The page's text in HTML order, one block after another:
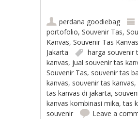
perdana goodiebag
portofolio,Souvenir Tas,
Kanvas,Souvenir Tas
Jakarta
harga souvenir
kanvas, jual souvenir tas
Souvenir Tas, souvenir tas
kanvas, souvenir tas kanvas,
tas kanvas di jakarta,
kanvas kombinasi mika,tas
souvenir
Leave a